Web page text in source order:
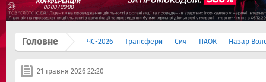
Головне ЧС-2026 Трансфери Сич ПАОК Назар
21 травня 2026 22:20